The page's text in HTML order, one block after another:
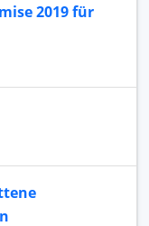
2019 für